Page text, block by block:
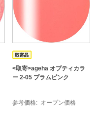
<取寄>ageha オプティカラ
ー 2-05 プラムピンク
参考価格 オープン価格